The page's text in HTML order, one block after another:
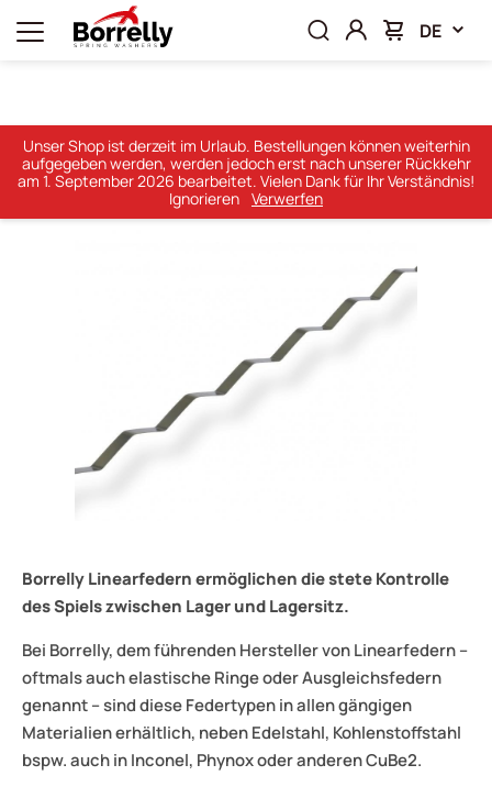
DE
Startseite Produkte Linearfedern
Linearfedern
Borrelly Linearfedern ermöglichen die stete Kontrolle
des Spiels zwischen Lager und Lagersitz.
Bei Borrelly, dem führenden Hersteller von Linearfedern –
oftmals auch elastische Ringe oder Ausgleichsfedern
genannt – sind diese Federtypen in allen gängigen
Materialien erhältlich, neben Edelstahl, Kohlenstoffstahl
bspw. auch in Inconel, Phynox oder anderen CuBe2.
Unser Shop ist derzeit im Urlaub. Bestellungen können weiterhin
aufgegeben werden, werden jedoch erst nach unserer Rückkehr
am 1. September 2026 bearbeitet. Vielen Dank für Ihr Verständnis!
Ignorieren Verwerfen